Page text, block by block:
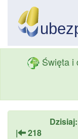
Święta i
|
218